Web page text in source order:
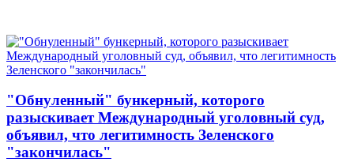
"Обнуленный" бункерный, которого
разыскивает Международный уголовный суд,
объявил, что легитимность Зеленского
"закончилась"